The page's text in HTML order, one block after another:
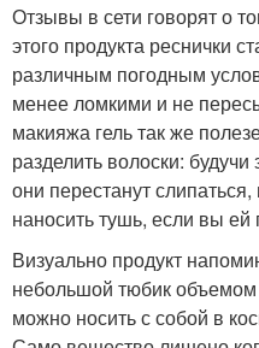
Отзывы в сети говорят о
этого продукта реснички
различным погодным
менее ломкими и не
макияжа гель так же
разделить волоски:
они перестанут
наносить тушь, если вы ей
Визуально продукт
небольшой тюбик объемом
можно носить с собой в